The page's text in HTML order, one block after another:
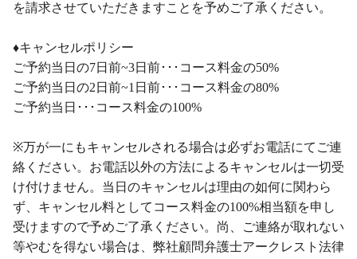
を請求させていただきますことを予めご了承ください。
♦キャンセルポリシー
ご予約当日の7日前~3日前･･･コース料金の50%
ご予約当日の2日前~1日前･･･コース料金の80%
ご予約当日･･･コース料金の100%
※万が一にもキャンセルされる場合は必ずお電話にてご連
絡ください。お電話以外の方法によるキャンセルは一切受
け付けません。当日のキャンセルは理由の如何に関わら
ず、キャンセル料としてコース料金の100%相当額を申し
受けますので予めご了承ください。尚、ご連絡が取れない
等やむを得ない場合は、弊社顧問弁護士アークレスト法律